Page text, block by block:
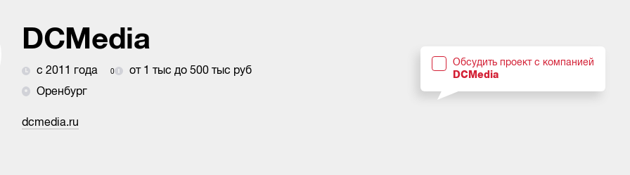
РАБОТА С МАРКЕТПЛЕЙСАМИ
DCMedia
с 2011 года 0
от 1 тыс до 500 тыс руб
Оренбург
dcmedia.ru
Обсудить проект с компанией
DCMedia